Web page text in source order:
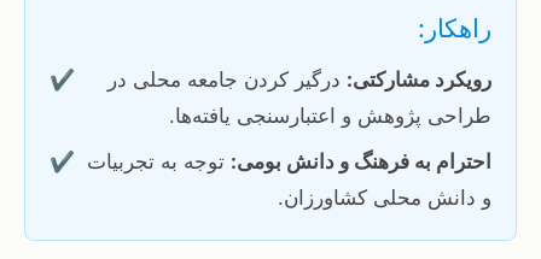
راهکار:
✔️ رویکرد مشارکتی: درگیر کردن جامعه محلی در
طراحی پژوهش و اعتبارسنجی یافته‌ها.
✔️
احترام به فرهنگ و دانش بومی: توجه به تجربیات
و دانش محلی کشاورزان.